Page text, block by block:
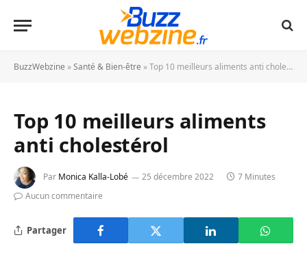
BuzzWebzine »Santé & Bien-être »Top 10 meilleurs aliments anti cholestérol
Top 10 meilleurs aliments
anti cholestérol
Par Monica Kalla-Lobé 25 décembre 2022
7 Minutes
Aucun commentaire
Partager